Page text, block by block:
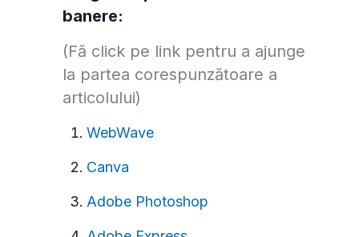
banere:
(Fă click pe link pentru a ajunge
la partea corespunzătoare a
articolului)
WebWave
Canva
Adobe Photoshop